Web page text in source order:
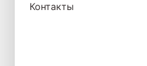
Контакты